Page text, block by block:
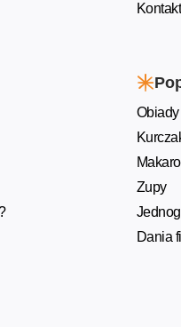
Kontakt
Obiady
Zupy
Dania